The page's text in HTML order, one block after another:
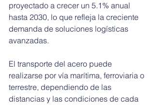
proyectado a crecer un 5.1% anual
hasta 2030, lo que refleja la creciente
demanda de soluciones logísticas
avanzadas.
El transporte del acero puede
realizarse por vía marítima, ferroviaria o
terrestre, dependiendo de las
distancias y las condiciones de cada